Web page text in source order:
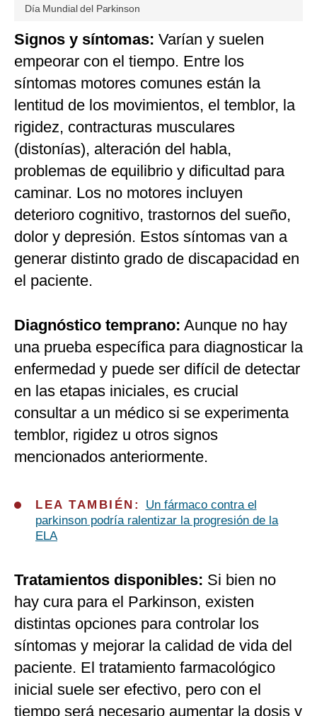
Día Mundial del Parkinson
Signos y síntomas: Varían y suelen
empeorar con el tiempo. Entre los
síntomas motores comunes están la
lentitud de los movimientos, el temblor, la
rigidez, contracturas musculares
(distonías), alteración del habla,
problemas de equilibrio y dificultad para
caminar. Los no motores incluyen
deterioro cognitivo, trastornos del sueño,
dolor y depresión. Estos síntomas van a
generar distinto grado de discapacidad en
el paciente.
Diagnóstico temprano: Aunque no hay
una prueba específica para diagnosticar la
enfermedad y puede ser difícil de detectar
en las etapas iniciales, es crucial
consultar a un médico si se experimenta
temblor, rigidez u otros signos
mencionados anteriormente.
LEA TAMBIÉN: Un fármaco contra el
parkinson podría ralentizar la progresión de la
ELA
Tratamientos disponibles: Si bien no
hay cura para el Parkinson, existen
distintas opciones para controlar los
síntomas y mejorar la calidad de vida del
paciente. El tratamiento farmacológico
inicial suele ser efectivo, pero con el
tiempo será necesario aumentar la dosis y